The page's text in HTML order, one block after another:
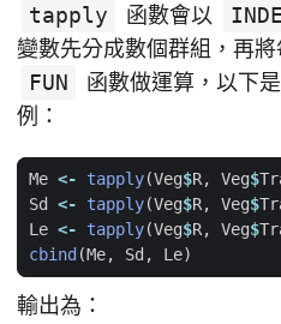
tapply 函數會以
變數先分成數個群組，再
FUN
函數做運算，以下
例：
Me <- tapply(Veg$R, Veg$
Sd
<- tapply(Veg$R, Veg$
Le <- tapply(Veg$R, Veg$
cbind (Me, Sd , Le)
輸出為：